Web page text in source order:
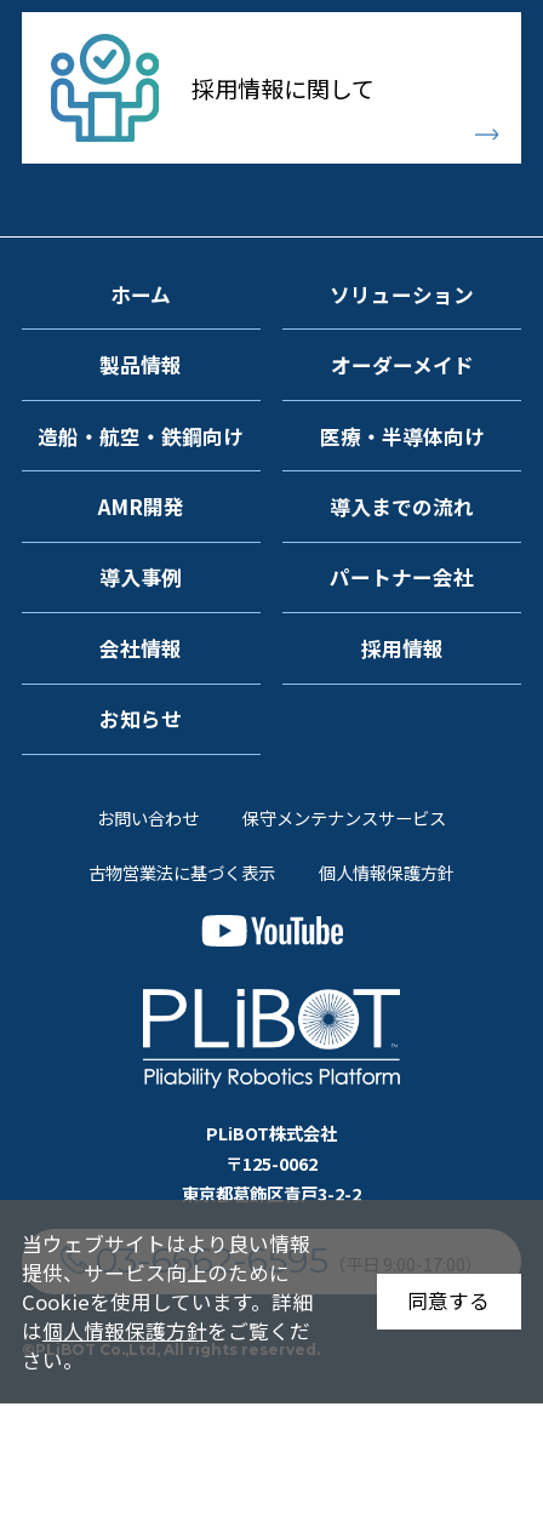
採用情報に関して
ホーム ソリューション
オーダーメイド
製品情報
造船・航空・鉄鋼向け 医療・半導体向け
AMR開発 導入までの流れ
導入事例 パートナー会社
会社情報 採用情報
お知らせ
お問い合わせ 保守メンテナンスサービス
古物営業法に基づく表示 個人情報保護方針
PLiBOT株式会社
〒125-0062
東京都葛飾区青戸3-2-2
03-6662-6595
©PLiBOT Co.,Ltd, All rights reserved.
当ウェブサイトはより良い情報
提供、サービス向上のために
Cookieを使用しています。詳細
は個人情報保護方針をご覧くだ
さい。
同意する